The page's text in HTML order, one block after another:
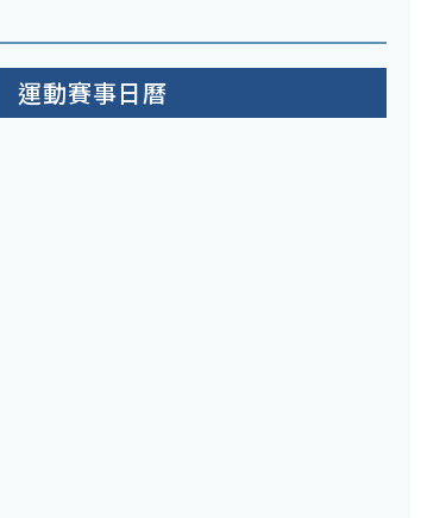
運動賽事日曆